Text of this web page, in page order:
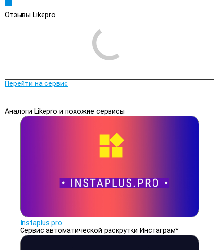
Отзывы Likepro
Перейти на сервис
Аналоги Likepro и похожие сервисы
Instaplus.pro
Сервис автоматической раскрутки Инстаграм*